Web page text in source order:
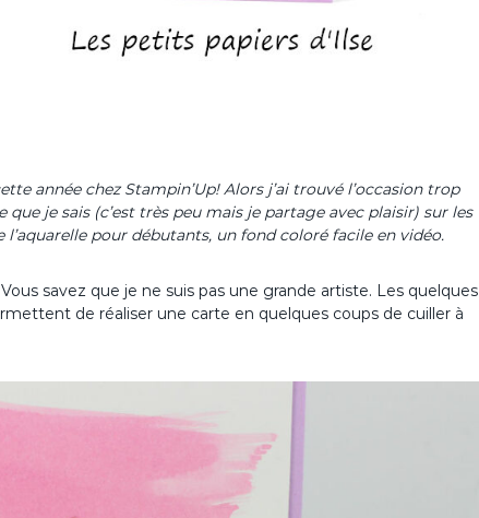
année chez Stampin’Up! Alors j’ai trouvé l’occasion trop
je sais (c’est très peu mais je partage avec plaisir) sur les
pour débutants, un fond coloré facile en vidéo.
savez que je ne suis pas une grande artiste. Les quelques
de réaliser une carte en quelques coups de cuiller à